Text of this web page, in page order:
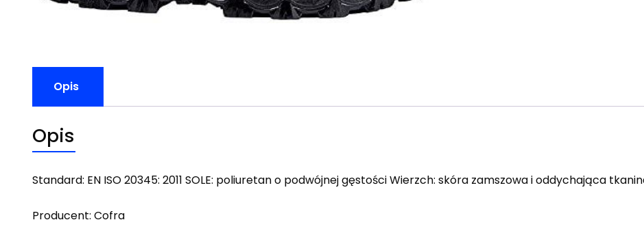
Opis
Opis
Standard: EN ISO 20345: 2011 SOLE: poliuretan o podwójnej gęstości Wierzch: skóra zamszowa i oddychająca
Producent: Cofra